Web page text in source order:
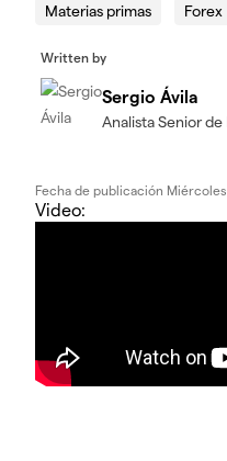
Materias primas Forex
Written by
Sergio Ávila
Analista Senior de
Fecha de publicación
Video: